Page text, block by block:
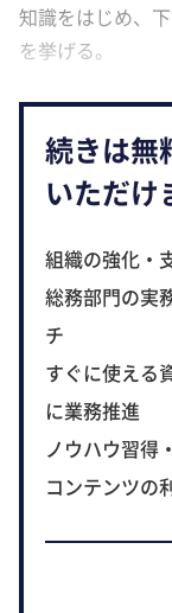
知識をはじめ、
を挙げる。
続きは無
いただけ
組織の強化・
総務部門の実
チ
すぐに使える
に業務推進
ノウハウ習得
コンテンツの